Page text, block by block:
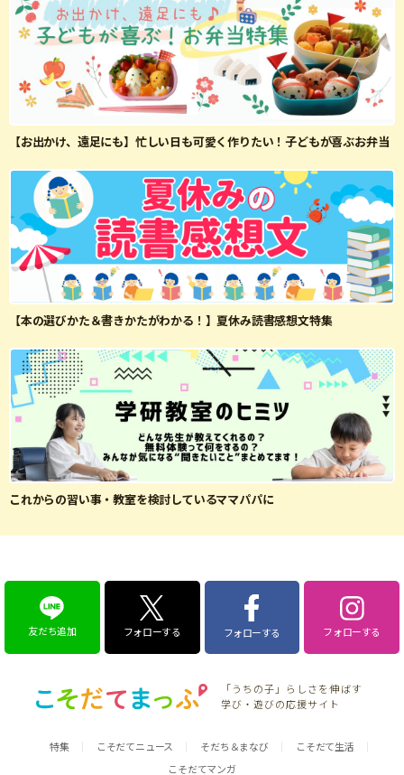
【お出かけ、遠足にも】忙しい日も可愛く作りたい！子どもが喜ぶお弁当
【本の選びかた＆書きかたがわかる！】夏休み読書感想文特集
これからの習い事・教室を検討しているママパパに
友だち追加 フォローする フォローする フォローする
「うちの子」らしさを伸ばす
学び・遊びの応援サイト
特集 こそだてニュース そだち＆まなび
こそだて生活
こそだてマンガ